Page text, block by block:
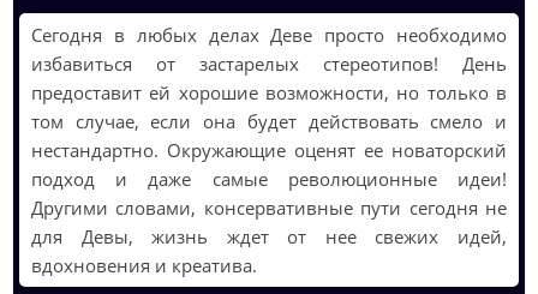
Сегодня в любых делах Деве просто необходимо
избавиться от застарелых стереотипов! День
предоставит ей хорошие возможности, но только в
том случае, если она будет действовать смело и
нестандартно. Окружающие оценят ее новаторский
подход и даже самые революционные идеи!
Другими словами, консервативные пути сегодня не
для Девы, жизнь ждет от нее свежих идей,
вдохновения и креатива.